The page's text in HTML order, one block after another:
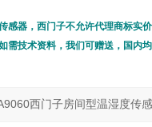
感器 ，西门子不允许代理商标实
需技术资料，我们可赠送，国内